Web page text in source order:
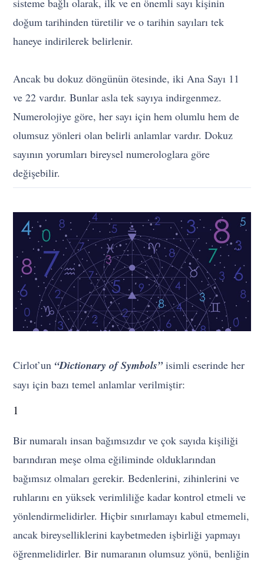
sisteme bağlı olarak, ilk ve en önemli sayı kişinin
doğum tarihinden türetilir ve o tarihin sayıları tek
haneye indirilerek belirlenir.
Ancak bu dokuz döngünün ötesinde, iki Ana Sayı 11
ve 22 vardır. Bunlar asla tek sayıya indirgenmez.
Numerolojiye göre, her sayı için hem olumlu hem de
olumsuz yönleri olan belirli anlamlar vardır. Dokuz
sayının yorumları bireysel numerologlara göre
değişebilir.
Cirlot’un “Dictionary of Symbols”isimli eserinde her
sayı için bazı temel anlamlar verilmiştir:
1
Bir numaralı insan bağımsızdır ve çok sayıda kişiliği
barındıran meşe olma eğiliminde olduklarından
bağımsız olmaları gerekir. Bedenlerini, zihinlerini ve
ruhlarını en yüksek verimliliğe kadar kontrol etmeli ve
yönlendirmelidirler. Hiçbir sınırlamayı kabul etmemeli,
ancak bireyselliklerini kaybetmeden işbirliği yapmayı
öğrenmelidirler. Bir numaranın olumsuz yönü, benliğin